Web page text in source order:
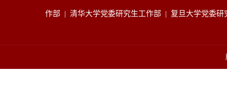
作部 |清华大学党委研究生工作部 | 复旦大学党委